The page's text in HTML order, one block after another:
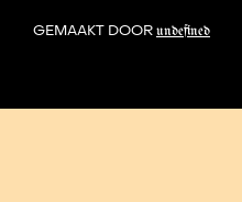
GEMAAKT DOOR undefined